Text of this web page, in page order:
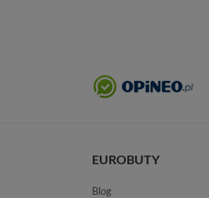
EUROBUTY
Blog